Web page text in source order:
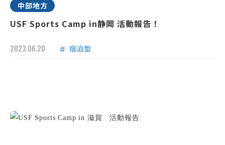
中部地方
USF Sports Camp in静岡 活動報告！
2023.06.20 宿泊型